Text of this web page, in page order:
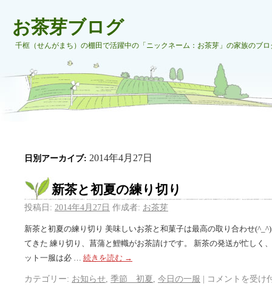
お茶芽ブログ
千框（せんがまち）の棚田で活躍中の「ニックネーム：お茶芽」の家族のブ
日別アーカイブ: 2014年4月27日
新茶と初夏の練り切り
投稿日: 2014年4月27日 作成者: お茶芽
新茶と初夏の練り切り 美味しいお茶と和菓子は最高の取り合わせ
てきた 練り切り、菖蒲と鯉幟がお茶請けです。 新茶の発送が忙しく
ット一服は必 … 続きを読む →
カテゴリー: お知らせ 季節 初夏 今日の一服 | コメントを受け